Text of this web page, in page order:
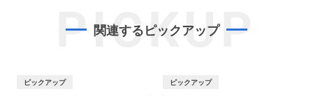
PICKUP
関連するピックアップ
ピックアップ ピックアップ